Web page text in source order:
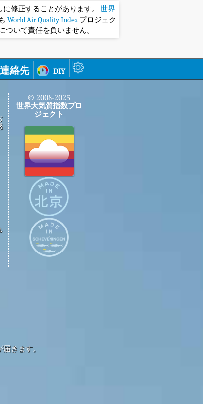
修正することがあります。 世界
World Air Quality Indexプロジェク
いて責任を負いません。
連絡先 diy
© 2008-2025
世界大気質指数プロ
ジェクト
きます。